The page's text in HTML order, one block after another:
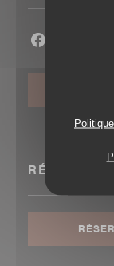
Facebook